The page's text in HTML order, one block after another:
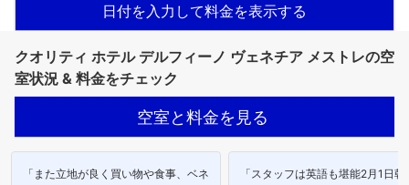
日付を入力して料金を表示する
クオリティ ホテル デルフィーノ ヴェネチア メストレの空
室状況 & 料金をチェック
空室と料金を見る
「また立地が良く買い物や食事、ベネ
「スタッフは英語も堪能2月1日朝